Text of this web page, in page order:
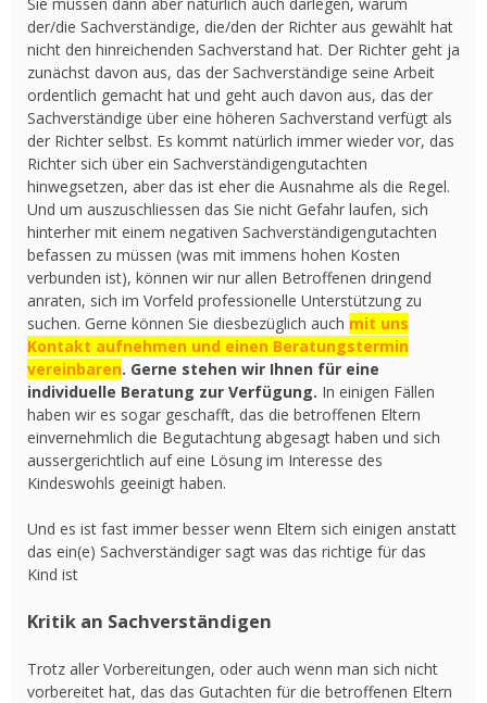
der/die Sachverständige, die/den der Richter aus gewählt hat
nicht den hinreichenden Sachverstand hat. Der Richter geht ja
zunächst davon aus, das der Sachverständige seine Arbeit
ordentlich gemacht hat und geht auch davon aus, das der
Sachverständige über eine höheren Sachverstand verfügt als
der Richter selbst. Es kommt natürlich immer wieder vor, das
Richter sich über ein Sachverständigengutachten
hinwegsetzen, aber das ist eher die Ausnahme als die Regel.
Und um auszuschliessen das Sie nicht Gefahr laufen, sich
hinterher mit einem negativen Sachverständigengutachten
befassen zu müssen (was mit immens hohen Kosten
verbunden ist), können wir nur allen Betroffenen dringend
anraten, sich im Vorfeld professionelle Unterstützung zu
suchen. Gerne können Sie diesbezüglich auch mit uns
Kontakt aufnehmen und einen Beratungstermin
vereinbaren. Gerne stehen wir Ihnen für eine
individuelle Beratung zur Verfügung. In einigen Fällen
haben wir es sogar geschafft, das die betroffenen Eltern
einvernehmlich die Begutachtung abgesagt haben und sich
aussergerichtlich auf eine Lösung im Interesse des
Kindeswohls geeinigt haben.
Und es ist fast immer besser wenn Eltern sich einigen anstatt
das ein(e) Sachverständiger sagt was das richtige für das
Kind ist
Kritik an Sachverständigen
Trotz aller Vorbereitungen, oder auch wenn man sich nicht
vorbereitet hat, das das Gutachten für die betroffenen Eltern